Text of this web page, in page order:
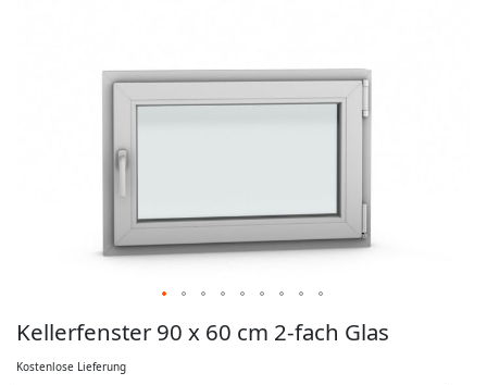
Anfang
Bildgalerie
Kellerfenster 90 x 60 cm 2-fach Glas
Kostenlose Lieferung